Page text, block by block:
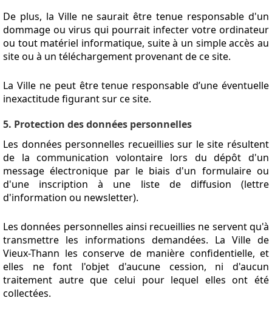
De plus, la Ville ne saurait être tenue responsable d'un
dommage ou virus qui pourrait infecter votre ordinateur
ou tout matériel informatique, suite à un simple accès au
site ou à un téléchargement provenant de ce site.
La Ville ne peut être tenue responsable d’une éventuelle
inexactitude figurant sur ce site.
5. Protection des données personnelles
Les données personnelles recueillies sur le site résultent
de la communication volontaire lors du dépôt d'un
message électronique par le biais d'un formulaire ou
d'une inscription à une liste de diffusion (lettre
d'information ou newsletter).
Les données personnelles ainsi recueillies ne servent qu'à
transmettre les informations demandées. La Ville de
Vieux-Thann les conserve de manière confidentielle, et
elles ne font l'objet d'aucune cession, ni d'aucun
traitement autre que celui pour lequel elles ont été
collectées.